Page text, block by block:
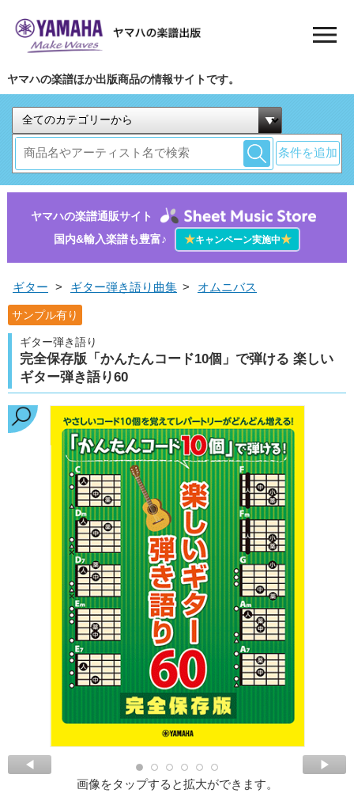
ヤマハの楽譜ほか出版商品の情報サイトです。
条件を追加
ヤマハの楽譜通販サイト
国内&輸入楽譜も豊富♪
★キャンペーン実施中★
ギター > ギター弾き語り曲集 > オムニバス
サンプル有り
ギター弾き語り
完全保存版「かんたんコード10個」で弾ける 楽しい
ギター弾き語り60
画像をタップすると拡大ができます。